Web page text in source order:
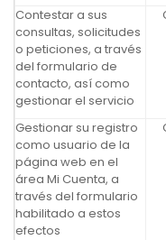
Contestar a sus
consultas, solicitudes
o peticiones, a través
del formulario de
contacto, así como
gestionar el servicio
Gestionar su registro
como usuario de la
página web en el
área Mi Cuenta, a
través del formulario
habilitado a estos
efectos